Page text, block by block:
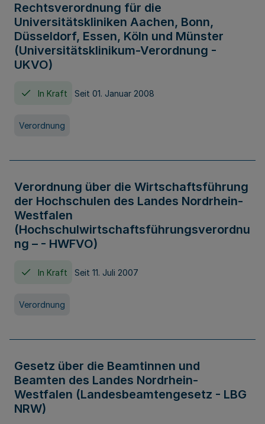
Rechtsverordnung für die
Universitätskliniken Aachen, Bonn,
Düsseldorf, Essen, Köln und Münster
(Universitätsklinikum-Verordnung -
UKVO)
In Kraft Seit 01. Januar 2008
Verordnung
Verordnung über die Wirtschaftsführung
der Hochschulen des Landes Nordrhein-
Westfalen
(Hochschulwirtschaftsführungsverordnu
ng – - HWFVO)
In Kraft Seit 11. Juli 2007
Verordnung
Gesetz über die Beamtinnen und
Beamten des Landes Nordrhein-
Westfalen (Landesbeamtengesetz - LBG
NRW)